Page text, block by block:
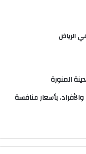
الرياض
المنورة
بأسعار منافسة